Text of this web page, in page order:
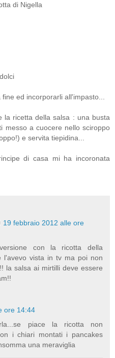
di Nigella
ed incorporarli all'impasto...
la ricetta della salsa : una busta
messo a cuocere nello sciroppo
e servita tiepidina...
di casa mi ha incoronata
19 febbraio 2012 alle ore
con la ricotta della
l'avevo vista in tv ma poi non
la salsa ai mirtilli deve essere
ore 14:44
piace la ricotta non
i chiari montati i pancakes
una meraviglia